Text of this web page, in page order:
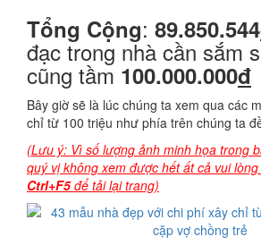
Tổng Cộng: 89.850.544
đạc trong nhà cần sắm
cũng tầm 100.000.000đ
Bây giờ sẽ là lúc chúng ta xem qua các
chỉ từ 100 triệu như phía trên chúng ta
(Lưu ý: Vì số lượng ảnh minh họa trong
quý vị không xem được hết ất cả vui
Ctrl+F5để tải lại trang)